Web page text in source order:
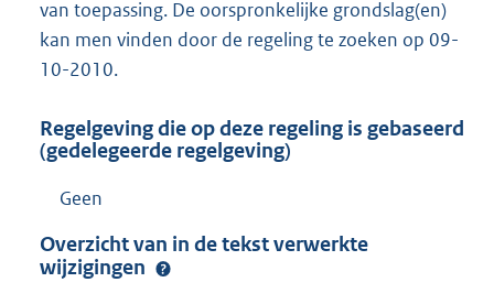
van toepassing. De oorspronkelijke grondslag(en)
kan men vinden door de regeling te zoeken op 09-
10-2010.
Regelgeving die op deze regeling is gebaseerd
(gedelegeerde regelgeving)
Geen
Overzicht van in de tekst verwerkte
wijzigingen